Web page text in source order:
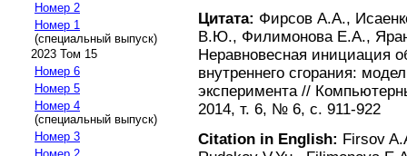
Номер 2
Номер 1
(специальный выпуск)
2023 Том 15
Номер 6
Номер 5
Номер 4
(специальный выпуск)
Номер 3
Цитата: Фирсов А.А.,
В.Ю., Филимонова Е.А.,
Неравновесная инициация
внутреннего сгорания:
эксперимента //
2014, т. 6, № 6, с. 911-922
Citation in English: Firsov